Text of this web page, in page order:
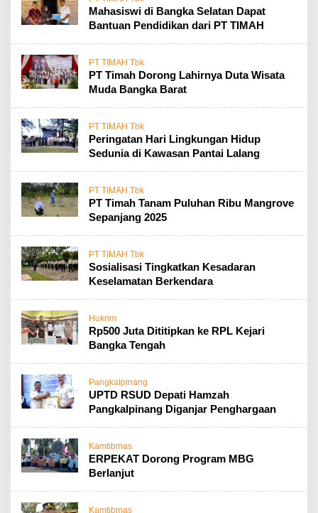
Mahasiswi di Bangka Selatan Dapat
Bantuan Pendidikan dari PT TIMAH
PT TIMAH Tbk
PT Timah Dorong Lahirnya Duta Wisata
Muda Bangka Barat
PT TIMAH Tbk
Peringatan Hari Lingkungan Hidup
Sedunia di Kawasan Pantai Lalang
PT TIMAH Tbk
PT Timah Tanam Puluhan Ribu Mangrove
Sepanjang 2025
PT TIMAH Tbk
Sosialisasi Tingkatkan Kesadaran
Keselamatan Berkendara
Hukrim
Rp500 Juta Dititipkan ke RPL Kejari
Bangka Tengah
Pangkalpinang
UPTD RSUD Depati Hamzah
Pangkalpinang Diganjar Penghargaan
Kamtibmas
ERPEKAT Dorong Program MBG
Berlanjut
Kamtibmas